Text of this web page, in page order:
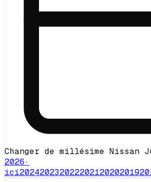
Changer de millésime Nissan
2026·
ici202420232022202120202019